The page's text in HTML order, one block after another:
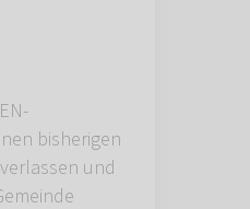
bisherigen
und